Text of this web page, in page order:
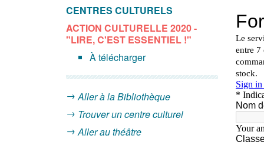
CENTRES CULTURELS
ACTION CULTURELLE 2020 -
"LIRE, C'EST ESSENTIEL !"
À télécharger
Aller à la Bibliothèque
Trouver un centre culturel
Aller au théâtre